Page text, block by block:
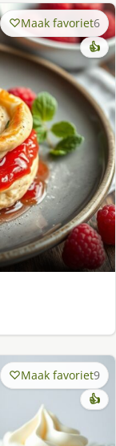
Maak favoriet6
👍
Maak favoriet9
👍